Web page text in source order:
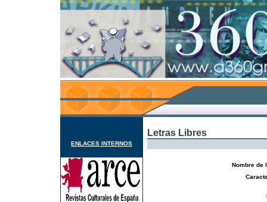
ENLACES INTERNOS
Letras Libres
Nombre de